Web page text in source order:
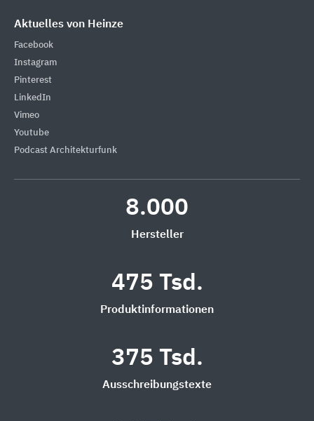
Aktuelles von Heinze
Facebook
Instagram
Pinterest
LinkedIn
Vimeo
Youtube
Podcast Architekturfunk
8.000
Hersteller
475 Tsd.
Produktinformationen
375 Tsd.
Ausschreibungstexte